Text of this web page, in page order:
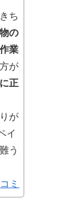
ち
の
業
が
正
が
イ
う
ミ